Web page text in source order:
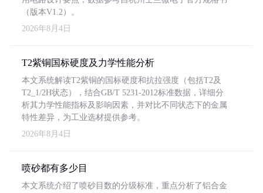
（版本V1.2）。
2026年8月4日
T2紫铜国标硬度及力学性能分析
本文系统解读T2紫铜的国标硬度和抗拉强度（包括T2及
T2_1/2H状态），结合GB/T 5231-2012标准数据，详细分
析其力学性能指标及影响因素，并对比不同状态下的金属
特性差异，为工业选材提供参考。
2026年8月4日
喷砂都有多少目
本文系统介绍了喷砂目数的分级标准，重点分析了铝合金